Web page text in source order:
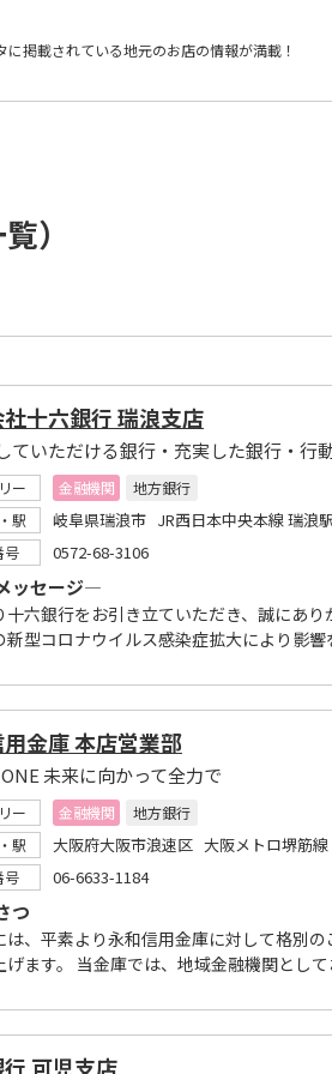
に掲載されている地元のお店の情報が満載！
）
十六銀行 瑞浪支店
ていただける銀行・充実した銀行・行
ー 金融機関
地方銀行
駅
岐阜県瑞浪市 JR西日本中央本線 瑞浪駅
号 0572-68-3106
ッセージ―
十六銀行をお引き立ていただき、誠にあり
新型コロナウイルス感染症拡大により影響
金庫 本店営業部
未来に向かって全力で
ー 金融機関
地方銀行
駅
大阪府大阪市浪速区 大阪メトロ堺筋線
号 06-6633-1184
つ
は、平素より永和信用金庫に対して格別
げます。 当金庫では、地域金融機関とし
可児支店